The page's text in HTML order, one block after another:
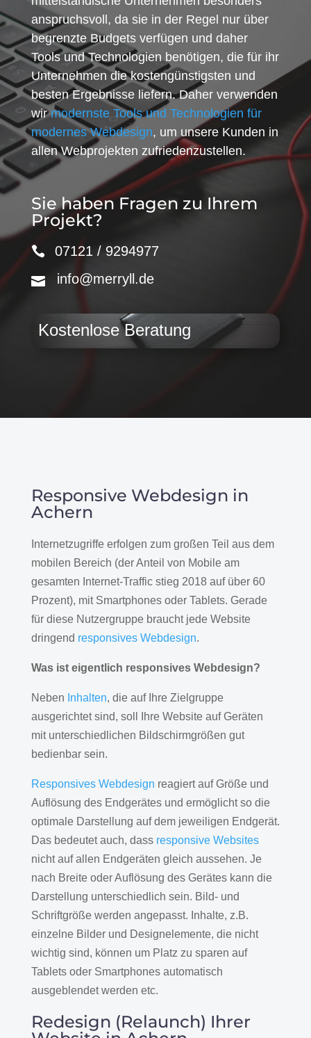
anspruchsvoll, da sie in der Regel nur über
begrenzte Budgets verfügen und daher
Tools und Technologien benötigen, die für ihr
Unternehmen die kostengünstigsten und
besten Ergebnisse liefern. Daher verwenden
wirmodernste Tools und Technologien für
modernes Webdesign, um unsere Kunden in
allen Webprojekten zufriedenzustellen.
Sie haben Fragen zu Ihrem
Projekt?
07121 / 9294977
info@merryll.de
Kostenlose Beratung
Responsive Webdesign in
Achern
Internetzugriffe erfolgen zum großen Teil aus dem
mobilen Bereich (der Anteil von Mobile am
gesamten Internet-Traffic stieg 2018 auf über 60
Prozent), mit Smartphones oder Tablets. Gerade
für diese Nutzergruppe braucht jede Website
dringend responsives Webdesign.
Was ist eigentlich responsives Webdesign?
Neben Inhalten, die auf Ihre Zielgruppe
ausgerichtet sind, soll Ihre Website auf Geräten
mit unterschiedlichen Bildschirmgrößen gut
bedienbar sein.
Responsives Webdesign reagiert auf Größe und
Auflösung des Endgerätes und ermöglicht so die
optimale Darstellung auf dem jeweiligen Endgerät.
Das bedeutet auch, dass responsive Websites
nicht auf allen Endgeräten gleich aussehen. Je
nach Breite oder Auflösung des Gerätes kann die
Darstellung unterschiedlich sein. Bild- und
Schriftgröße werden angepasst. Inhalte, z.B.
einzelne Bilder und Designelemente, die nicht
wichtig sind, können um Platz zu sparen auf
Tablets oder Smartphones automatisch
ausgeblendet werden etc.
Redesign (Relaunch) Ihrer